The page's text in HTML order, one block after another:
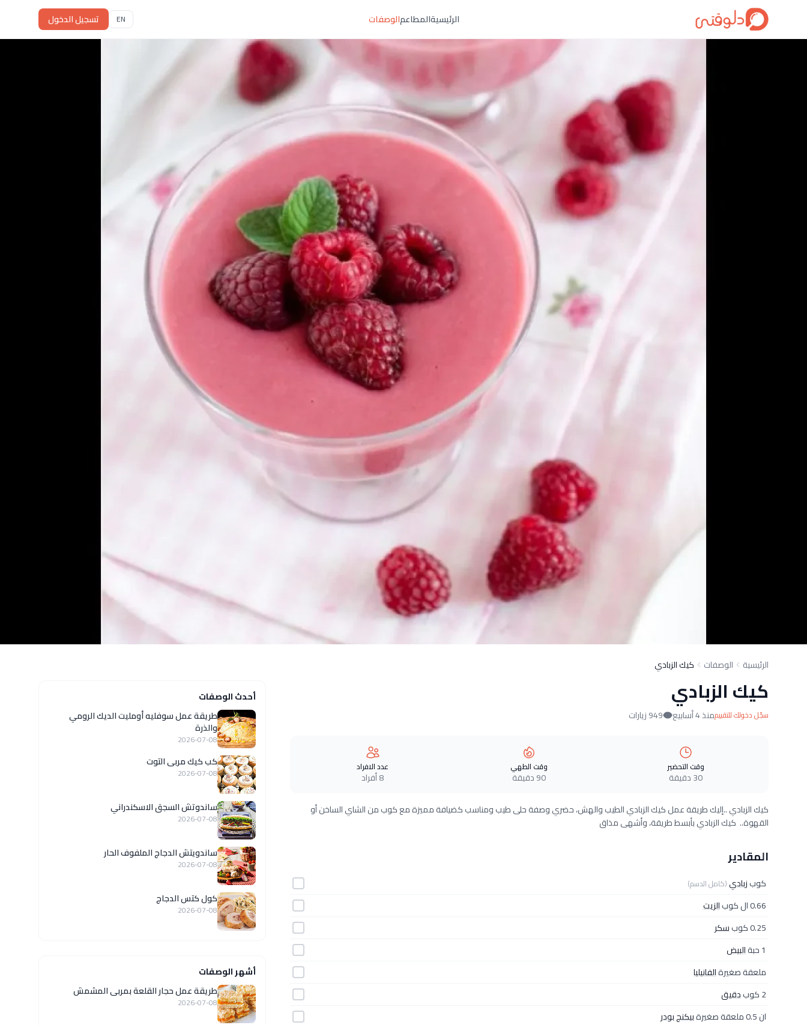
الرئيسيةالمطاعمالوصفات EN تسجيل الدخول
الرئيسية الوصفات كيك الزبادي
كيك الزبادي
سجّل دخولك للتقييممنذ 4 أسابيع 949 زيارات
وقت التحضير
30 دقيقة
وقت الطهي
90 دقيقة
عدد الافراد
8 أفراد
كيك الزبادي ..إليك طريقة عمل كيك الزبادي الطيب والهش، حضري وصفة حلى طيب ومناسب كضيافة مميزة مع كوب من الشاي الساخن أو
القهوة.. كيك الزبادي بأبسط طريقة، وأشهى مذاق
المقادير
كوبزبادي(كامل الدسم)
0.66 ال كوب
الزيت
0.25 كوب
سكر
1 حبة
البيض
ملعقة صغيرةالفانيليا
2 كوب
دقيق
ان 0.5 ملعقة صغيرة
بيكنج بودر
أحدث الوصفات
طريقة عمل سوفليه أومليت الديك الرومي
والذرة
2026-07-08
كب كيك مربى التوت
2026-07-08
ساندوتش السجق الاسكندراني
2026-07-08
ساندويتش الدجاج الملفوف الحار
2026-07-08
كول كتس الدجاج
2026-07-08
أشهر الوصفات
طريقة عمل حجار القلعة بمربى المشمش
2026-07-08